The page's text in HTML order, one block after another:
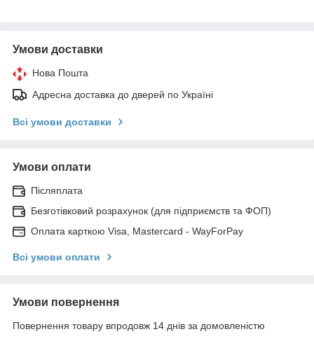
Умови доставки
Нова Пошта
Адресна доставка до дверей по Україні
Всі умови доставки
Умови оплати
Післяплата
Безготівковий розрахунок (для підприємств та ФОП)
Оплата карткою Visa, Mastercard - WayForPay
Всі умови оплати
Умови повернення
Повернення товару впродовж 14 днів за домовленістю